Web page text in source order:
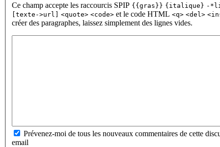
Ce champ accepte les raccourcis SPIP {{gras}} {italique} -
[texte->url]
<quote> <code> et le code HTML <q> <del>
créer des paragraphes, laissez simplement des lignes vides.
Prévenez-moi de tous les nouveaux commentaires de cette
email